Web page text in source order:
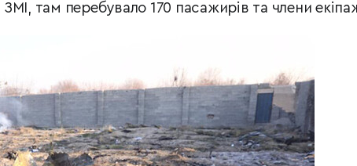
там перебувало 170 пасажирів та члени